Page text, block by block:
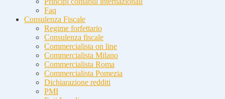
Faq
Consulenza Fiscale
Regime forfettario
Consulenza fiscale
Commercialista on line
Commercialista Milano
Commercialista Roma
Commercialista Pomezia
Dichiarazione redditi
PMI